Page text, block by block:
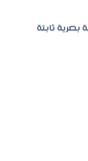
بصرية ثابتة